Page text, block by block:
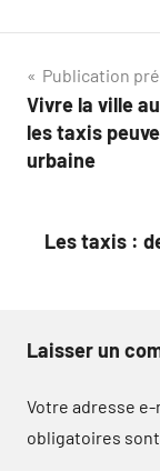
de
l’article
Publication
Vivre la ville
les taxis
urbaine
Les taxis :
Laisser un
Votre adresse e-
obligatoires